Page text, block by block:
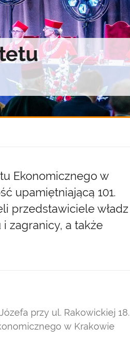
Ekonomicznego w
upamiętniającą 101.
przedstawiciele władz
zagranicy, a także
przy ul. Rakowickiej 18.
w Krakowie